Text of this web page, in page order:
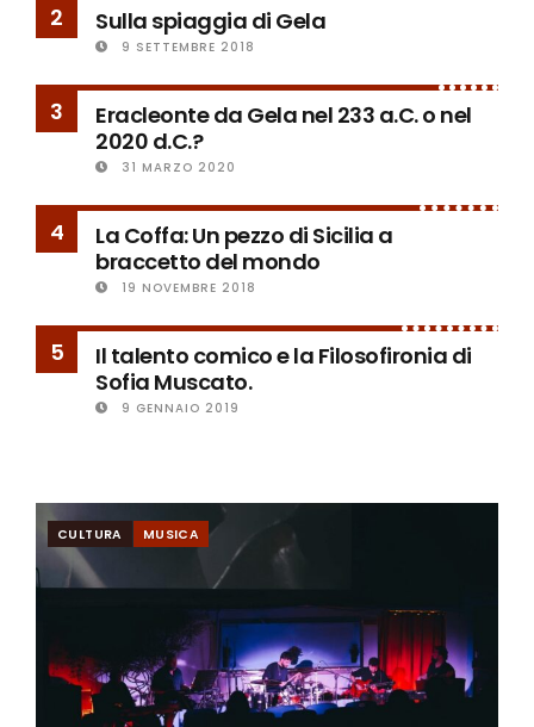
2 Sulla spiaggia di Gela
9 SETTEMBRE 2018
3
Eracleonte da Gela nel 233 a.C. o nel
2020 d.C.?
31 MARZO 2020
4
La Coffa: Un pezzo di Sicilia a
braccetto del mondo
19 NOVEMBRE 2018
5
Il talento comico e la Filosofironia di
Sofia Muscato.
9 GENNAIO 2019
CULTURA MUSICA